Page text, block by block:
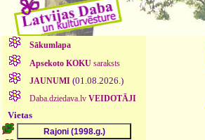
Sākumlapa
Apsekoto KOKUsaraksts
JAUNUMI (01.08.2026.)
Daba.dziedava.lv VEIDOTĀJI
Vietas